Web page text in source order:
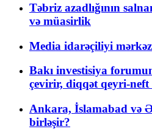
Təbriz azadlığının
və müasirlik
Media idarəçiliyi
Bakı investisiya
çevirir, diqqət qeyri-
Ankara, İslamabad və
birləşir?